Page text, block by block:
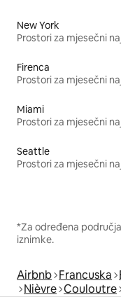
New York
Prostori za mjesečni
Firenca
Prostori za mjesečni
Miami
Prostori za mjesečni
Seattle
Prostori za mjesečni
*Za određena
iznimke.
Airbnb Francuska
Nièvre Couloutre